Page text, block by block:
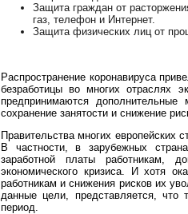
Защита граждан от
газ, телефон и Интернет.
Защита физических лиц от
Распространение коронавируса
безработицы во многих отраслях
предпринимаются
сохранение занятости и снижение
Правительства многих европейских
В частности, в зарубежных
заработной платы работникам,
экономического кризиса. И хотя
работникам и снижения рисков их
данные цели, представляется, что
период.